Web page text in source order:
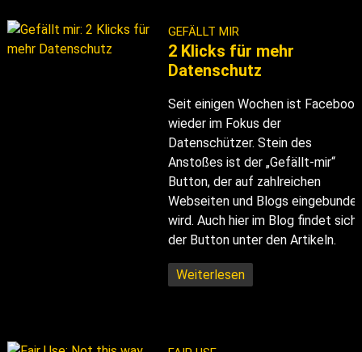
GEFÄLLT MIR
2 Klicks für mehr
Datenschutz
Seit einigen Wochen ist Facebook
wieder im Fokus der
Datenschützer. Stein des
Anstoßes ist der „Gefällt-mir“
Button, der auf zahlreichen
Webseiten und Blogs
wird. Auch hier im Blog findet sich
der Button unter den Artikeln.
Weiterlesen